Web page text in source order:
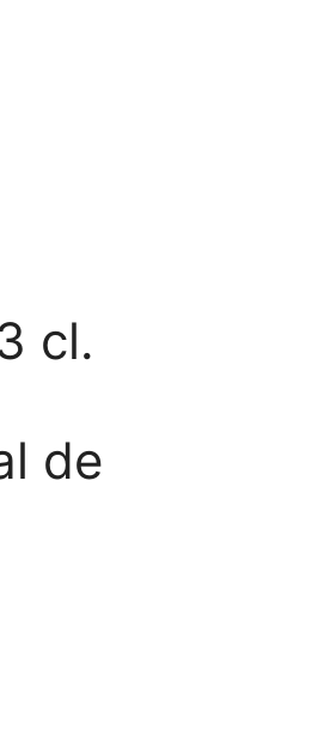
cl.
de